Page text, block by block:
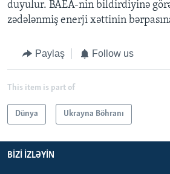
duyulur. BAEA-nin bildirdiyinə
zədələnmiş enerji xəttinin
Paylaş Follow us
This item is part of
Dünya Ukrayna Böhranı
BIZI IZLƏYIN